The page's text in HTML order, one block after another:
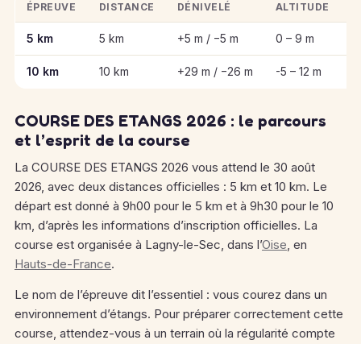
Informations clés des épreuves de COURSE DES ETANGS
ÉPREUVE DISTANCE DÉNIVELÉ ALTITUDE
5 km 5 km +5 m / −5 m 0 – 9 m
10 km 10 km +29 m / −26 m -5 – 12 m
COURSE DES ETANGS 2026 : le parcours
et l’esprit de la course
La COURSE DES ETANGS 2026 vous attend le 30 août
2026, avec deux distances officielles : 5 km et 10 km. Le
départ est donné à 9h00 pour le 5 km et à 9h30 pour le 10
km, d’après les informations d’inscription officielles. La
course est organisée à Lagny-le-Sec, dans l’Oise, en
Hauts-de-France.
Le nom de l’épreuve dit l’essentiel : vous courez dans un
environnement d’étangs. Pour préparer correctement cette
course, attendez-vous à un terrain où la régularité compte